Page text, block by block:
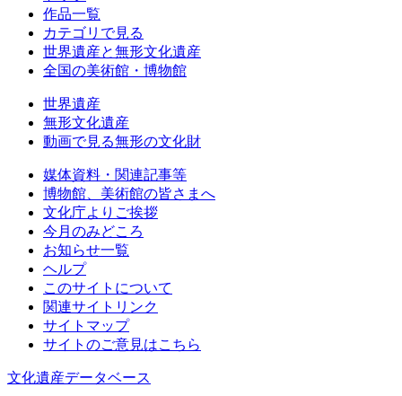
作品一覧
カテゴリで見る
世界遺産と無形文化遺産
全国の美術館・博物館
世界遺産
無形文化遺産
動画で見る無形の文化財
媒体資料・関連記事等
博物館、美術館の皆さまへ
文化庁よりご挨拶
今月のみどころ
お知らせ一覧
ヘルプ
このサイトについて
関連サイトリンク
サイトマップ
サイトのご意見はこちら
文化遺産データベース